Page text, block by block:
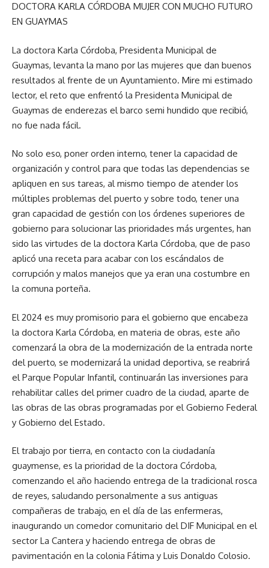
DOCTORA KARLA CÓRDOBA MUJER CON MUCHO FUTURO
EN GUAYMAS
La doctora Karla Córdoba, Presidenta Municipal de
Guaymas, levanta la mano por las mujeres que dan buenos
resultados al frente de un Ayuntamiento. Mire mi estimado
lector, el reto que enfrentó la Presidenta Municipal de
Guaymas de enderezas el barco semi hundido que recibió,
no fue nada fácil.
No solo eso, poner orden interno, tener la capacidad de
organización y control para que todas las dependencias se
apliquen en sus tareas, al mismo tiempo de atender los
múltiples problemas del puerto y sobre todo, tener una
gran capacidad de gestión con los órdenes superiores de
gobierno para solucionar las prioridades más urgentes, han
sido las virtudes de la doctora Karla Córdoba, que de paso
aplicó una receta para acabar con los escándalos de
corrupción y malos manejos que ya eran una costumbre en
la comuna porteña.
El 2024 es muy promisorio para el gobierno que encabeza
la doctora Karla Córdoba, en materia de obras, este año
comenzará la obra de la modernización de la entrada norte
del puerto, se modernizará la unidad deportiva, se reabrirá
el Parque Popular Infantil, continuarán las inversiones para
rehabilitar calles del primer cuadro de la ciudad, aparte de
las obras de las obras programadas por el Gobierno Federal
y Gobierno del Estado.
El trabajo por tierra, en contacto con la ciudadanía
guaymense, es la prioridad de la doctora Córdoba,
comenzando el año haciendo entrega de la tradicional rosca
de reyes, saludando personalmente a sus antiguas
compañeras de trabajo, en el día de las enfermeras,
inaugurando un comedor comunitario del DIF Municipal en el
sector La Cantera y haciendo entrega de obras de
pavimentación en la colonia Fátima y Luis Donaldo Colosio.